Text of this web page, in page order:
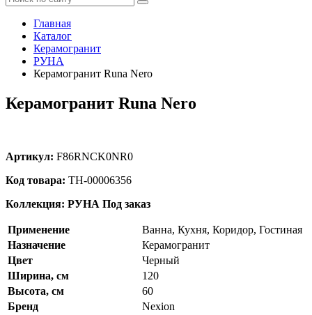
Главная
Каталог
Керамогранит
РУНА
Керамогранит Runa Nero
Керамогранит Runa Nero
Артикул: F86RNCK0NR0
Код товара: ТН-00006356
Коллекция: РУНА Под заказ
Применение
Ванна, Кухня, Коридор, Гостиная
Назначение
Керамогранит
Цвет
Черный
Ширина, см
120
Высота, см
60
Бренд
Nexion